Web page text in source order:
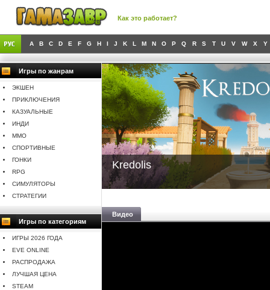
Как это работает?
A B C D E F G H I J K L M N O P Q R S T U V W X Y
Игры по жанрам
ЭКШЕН
ПРИКЛЮЧЕНИЯ
КАЗУАЛЬНЫЕ
ИНДИ
MMO
СПОРТИВНЫЕ
ГОНКИ
RPG
СИМУЛЯТОРЫ
СТРАТЕГИИ
Игры по категориям
ИГРЫ 2026 ГОДА
EVE ONLINE
РАСПРОДАЖА
ЛУЧШАЯ ЦЕНА
STEAM
Kredolis
Видео